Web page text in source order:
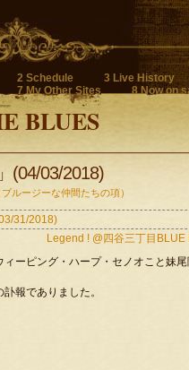
2 Schedule 3 Live History
7 My Other Sites
8 Now on
BLUES
(04/03/2018)
ルージーな仲間たちの項）
31/2018)
Legend ! @四谷三丁目
ーピング・ハープ・セノオこと妹
報でありました。